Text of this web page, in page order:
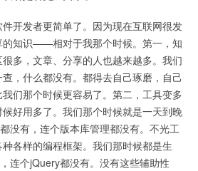
开发者更简单了。因为现在互联网很发
的知识——相对于我那个时候。第一，知
多，文章、分享的人也越来越多。我们
，什么都没有。都得去自己琢磨，自己
们那个时候更容易了。第二，工具变多
好用多了。我们那个时候就是一天到晚
没有，连个版本库管理都没有。不光工
各样的编程框架。我们那时候都是生
连个jQuery都没有。没有这些辅助性